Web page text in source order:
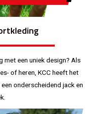
met een uniek design? Als
of heren, KCC heeft het
onderscheidend jack en